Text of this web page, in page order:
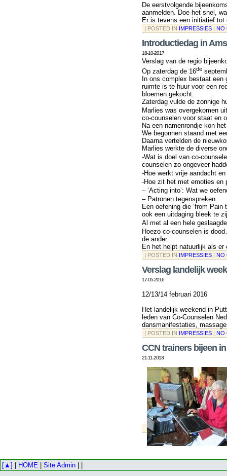
De eerstvolgende
aanmelden. Doe het snel,
Er is tevens een initiatief tot
| POSTED IN IMPRESSIES | NO
Introductiedag in
18-10-2017
Verslag van de regio
Op zaterdag de 16de
In ons complex bestaat
ruimte is te huur voor een
bloemen gekocht.
Zaterdag vulde de zonnige
Marlies was overgekomen
co-counselen voor staat en
Na een namenrondje kon
We begonnen staand met
Daarna vertelden de
Marlies werkte de diverse
-Wat is doel van co-
counselen zo ongeveer
-Hoe werkt vrije aandacht
-Hoe zit het met emoties en
– ‘Acting into’: Wat we
– Patronen tegenspreken.
Een oefening die ‘from
ook een uitdaging bleek te
Al met al een hele
Hoezo co-counselen is
de ander.
En het helpt natuurlijk als
| POSTED IN IMPRESSIES | NO
Verslag landelijk
17-05-2016
12/13/14 februari 2016
Het landelijk weekend in
leden van Co-Counselen
dansmanifestaties,
| POSTED IN IMPRESSIES | NO
CCN trainers bijeen
21-11-2013
[▲] HOME Site Admin